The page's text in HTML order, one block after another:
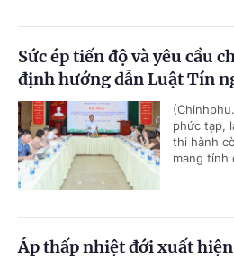
Sức ép tiến độ và yêu cầu
định hướng dẫn Luật Tín
phức tạp,
thi hành
mang tính
Áp thấp nhiệt đới xuất